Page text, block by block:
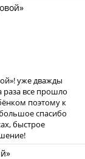
уже дважды
все прошло
поэтому к
спасибо
быстрое